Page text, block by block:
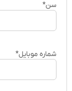
سن*
شماره موبایل*